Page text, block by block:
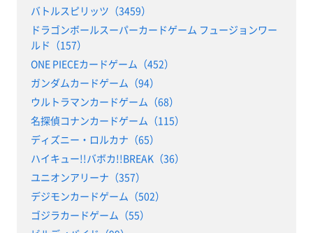
バトルスピリッツ（3459）
ドラゴンボールスーパーカードゲーム フュージョンワー
ルド（157）
ONE PIECEカードゲーム（452）
ガンダムカードゲーム（94）
ウルトラマンカードゲーム（68）
名探偵コナンカードゲーム（115）
ディズニー・ロルカナ（65）
ハイキュー!!バボカ!!BREAK（36）
ユニオンアリーナ（357）
デジモンカードゲーム（502）
ゴジラカードゲーム（55）